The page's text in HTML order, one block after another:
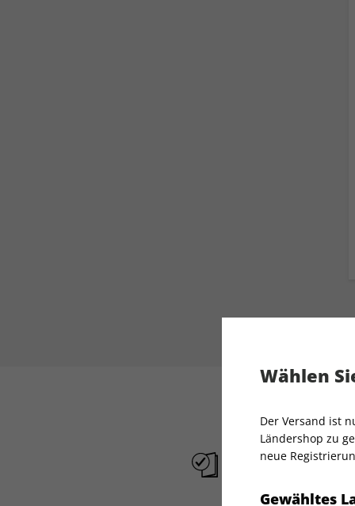
Liefergarantie
Wählen
Der Versand ist
Ländershop zu
neue
Gewähltes